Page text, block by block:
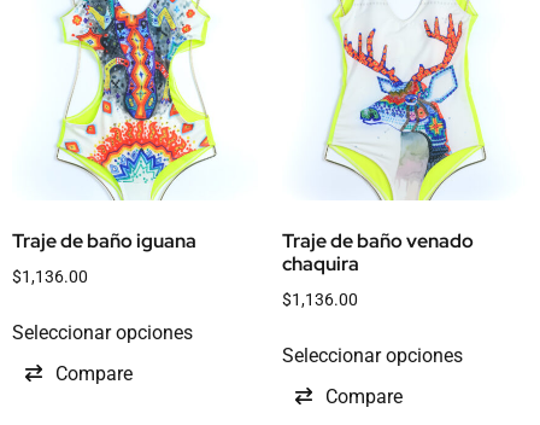
Traje de baño iguana
$1,136.00
Seleccionar opciones
Compare
Traje de baño venado
chaquira
$1,136.00
Seleccionar opciones
Compare